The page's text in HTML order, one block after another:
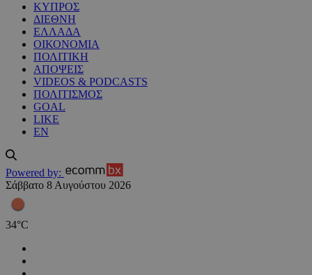
ΚΥΠΡΟΣ
ΔΙΕΘΝΗ
ΕΛΛΑΔΑ
ΟΙΚΟΝΟΜΙΑ
ΠΟΛΙΤΙΚΗ
ΑΠΟΨΕΙΣ
VIDEOS & PODCASTS
ΠΟΛΙΤΙΣΜΟΣ
GOAL
LIKE
EN
Powered by:
Σάββατο 8 Αυγούστου 2026
34°C